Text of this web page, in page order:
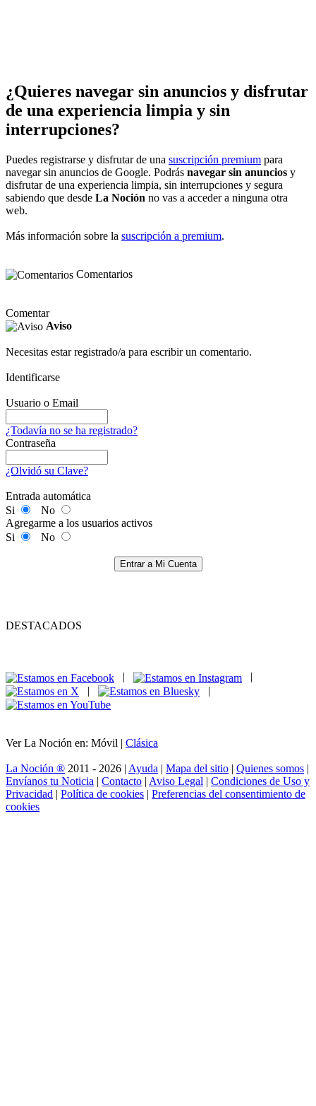
¿Quieres navegar sin anuncios y disfrutar
de una experiencia limpia y sin
interrupciones?
Puedes registrarse y disfrutar de una suscripción premium para
navegar sin anuncios de Google. Podrás navegar sin anuncios y
disfrutar de una experiencia limpia, sin interrupciones y segura
sabiendo que desde La Noción no vas a acceder a ninguna otra
web.
Más información sobre la suscripción a premium.
Comentarios
Comentar
Aviso
Necesitas estar registrado/a para escribir un comentario.
Identificarse
Usuario o Email
¿Todavía no se ha registrado?
Contraseña
¿Olvidó su Clave?
Entrada automática
Si
No
Agregarme a los usuarios activos
Si
No
Entrar a Mi Cuenta
DESTACADOS
|
|
Ver La Noción en: Móvil | Clásica
La Noción ® 2011 - 2026 | Ayuda | Mapa del sitio | Quienes somos |
Envíanos tu Noticia | Contacto | Aviso Legal | Condiciones de Uso y
Privacidad | Política de cookies | Preferencias del consentimiento de
cookies